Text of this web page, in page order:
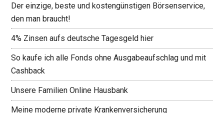
Der einzige, beste und kostengünstigen Börsenservice,
den man braucht!
4% Zinsen aufs deutsche Tagesgeld hier
So kaufe ich alle Fonds ohne Ausgabeaufschlag und mit
Cashback
Unsere Familien Online Hausbank
Meine moderne private Krankenversicherung